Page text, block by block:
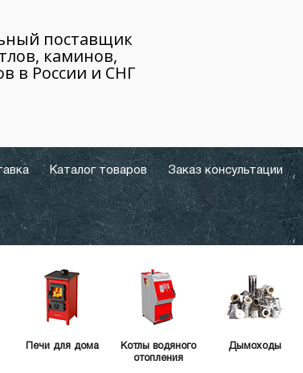
поставщик
каминов,
в России и СНГ
Каталог товаров Заказ консультации
Печи для дома
Котлы водяного
отопления
Дымоходы